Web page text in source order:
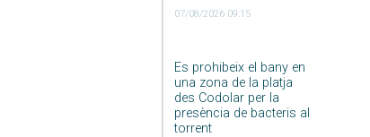
07/08/2026 09:15
Es prohibeix el bany en
una zona de la platja
des Codolar per la
presència de bacteris al
torrent